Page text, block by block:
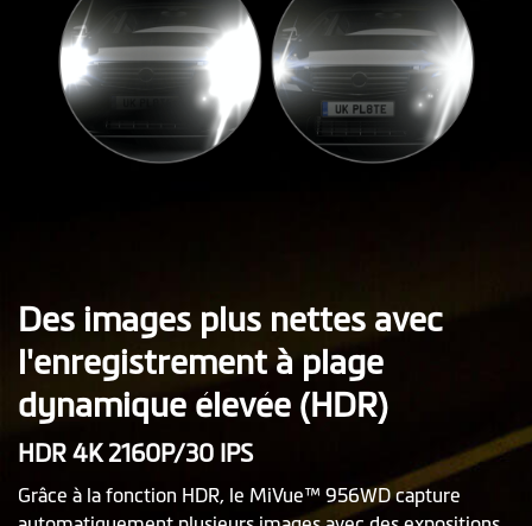
Des images plus nettes avec
l'enregistrement à plage
dynamique élevée (HDR)
HDR 4K 2160P/30 IPS
Grâce à la fonction HDR, le MiVue™ 956WD capture